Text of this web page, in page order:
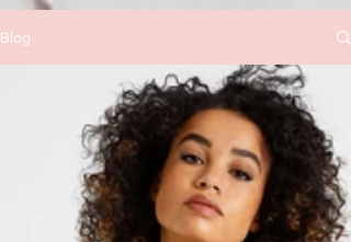
Blog